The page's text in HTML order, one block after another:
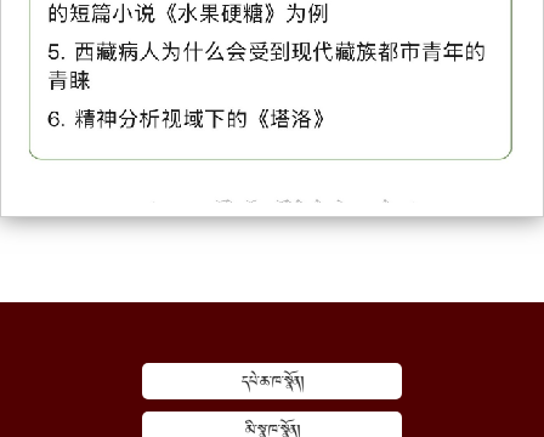
དཔེ་ཆ་ཁ་སྣོན།
མི་སྣ་ཁ་སྣོན།